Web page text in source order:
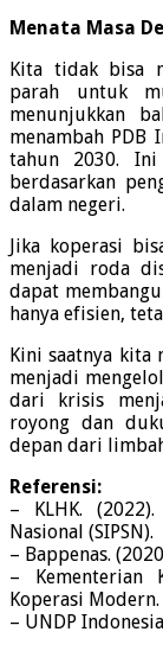
Menata Masa
Kita tidak bisa
parah untuk
menunjukkan
menambah
tahun 2030.
berdasarkan
dalam negeri.
Jika koperasi
menjadi roda
dapat
hanya efisien,
Kini saatnya kita
menjadi
dari krisis
royong dan
depan dari
Referensi:
– KLHK.
Nasional (SIPSN).
– Bappenas.
– Kementerian
Koperasi Modern.
– UNDP